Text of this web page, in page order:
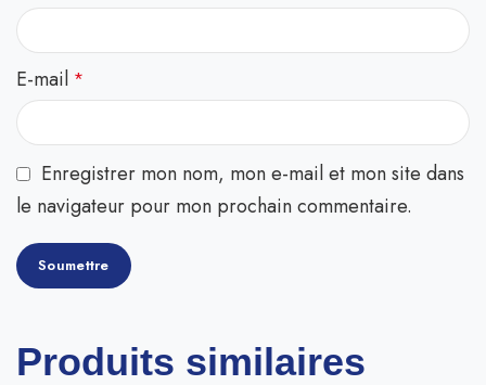
E-mail *
Enregistrer mon nom, mon e-mail et mon site dans
le navigateur pour mon prochain commentaire.
Produits similaires